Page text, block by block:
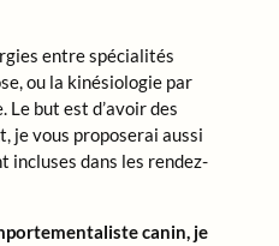
entre spécialités
ou la kinésiologie par
Le but est d’avoir des
je vous proposerai aussi
incluses dans les rendez-
canin, je